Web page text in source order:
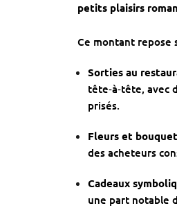
petits plaisirs
Ce montant repose
Sorties au
tête‑à‑tête, avec
prisés.
Fleurs et
des acheteurs
Cadeaux
une part notable